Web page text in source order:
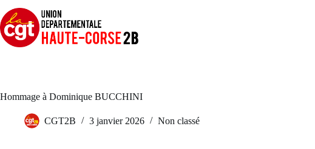
au
contenu
Hommage à Dominique BUCCHINI
CGT2B 3 janvier 2026 Non classé